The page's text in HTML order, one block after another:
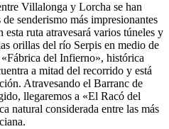
Villalonga y Lorcha se han
senderismo más impresionantes
ruta atravesará varios túneles y
orillas del río Serpis en medio de
del Infierno», histórica
a mitad del recorrido y está
Atravesando el Barranc de
llegaremos a «El Racó del
natural considerada entre las más